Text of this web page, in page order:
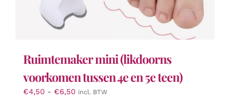
Ruimtemaker mini (likdoorns
voorkomen tussen 4e en 5e teen)
€4,50 - €6,50Prijsklasse:
incl. BTW